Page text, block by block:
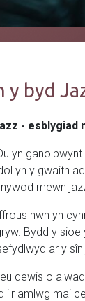
y byd
-
yn
yn y gwaith
mewn
hwn yn
Bydd y
ar y
dewis o
i'r amlwg mai